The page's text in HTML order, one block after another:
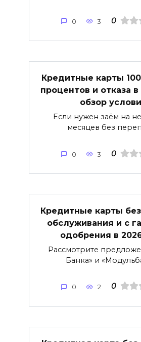
0 3 0
Кредитные карты
процентов и отказа
обзор
Если нужен заём на
месяцев без
0 3 0
Кредитные карты
обслуживания и с
одобрения в
Рассмотрите
Банка» и
0 2 0